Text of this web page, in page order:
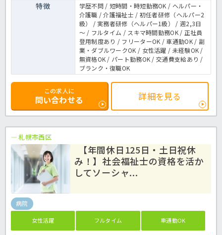
特徴
学歴不問 / 短時間・時短勤務OK / ヘルパー・
介護職 / 介護福祉士 / 初任者研修（ヘルパー2
級） / 実務者研修（ヘルパー1級） / 週2,3日
～ / フルタイム / スキマ時間勤務OK / 正社員
登用制度あり / フリーターOK / 車通勤OK / 副
業・ダブルワークOK / 女性活躍 / 未経験OK /
無資格OK / パート勤務OK / 交通費支給あり /
ブランク・復職OK
この求人に
問い合わせる 詳細を見る
札幌市西区
【年間休日125日・土日祝休
み！】社会福祉士の資格を活か
してソーシャ...
病院
女性活躍 フルタイム 車通勤OK